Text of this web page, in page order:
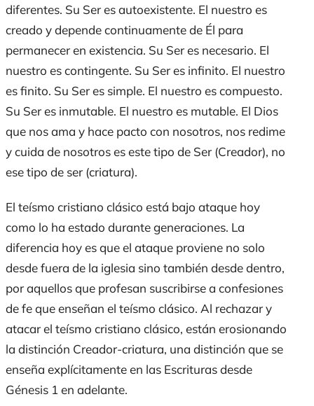
diferentes. Su Ser es autoexistente. El nuestro es
creado y depende continuamente de Él para
permanecer en existencia. Su Ser es necesario. El
nuestro es contingente. Su Ser es infinito. El nuestro
es finito. Su Ser es simple. El nuestro es compuesto.
Su Ser es inmutable. El nuestro es mutable. El Dios
que nos ama y hace pacto con nosotros, nos redime
y cuida de nosotros es este tipo de Ser (Creador), no
ese tipo de ser (criatura).
El teísmo cristiano clásico está bajo ataque hoy
como lo ha estado durante generaciones. La
diferencia hoy es que el ataque proviene no solo
desde fuera de la iglesia sino también desde dentro,
por aquellos que profesan suscribirse a confesiones
de fe que enseñan el teísmo clásico. Al rechazar y
atacar el teísmo cristiano clásico, están erosionando
la distinción Creador-criatura, una distinción que se
enseña explícitamente en las Escrituras desde
Génesis 1 en adelante.